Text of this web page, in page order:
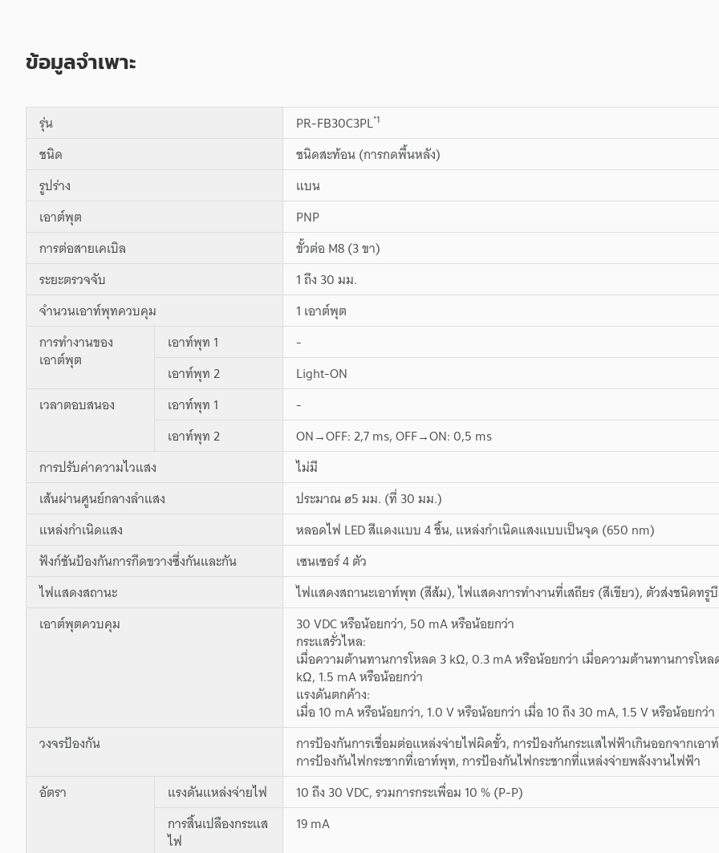
ข้อมูลจำเพาะ
รุ่น PR-FB30C3PL*1
ชนิด
ชนิดสะท้อน (การกดพื้นหลัง)
รูปร่าง
แบน
เอาต์พุต
PNP
การต่อสายเคเบิล
ขั้วต่อ M8 (3 ขา)
ระยะตรวจจับ
1 ถึง 30 มม.
จำนวนเอาท์พุทควบคุม
1 เอาต์พุต
การทำงานของ
เอาต์พุต
เอาท์พุท 1
-
เอาท์พุท 2
Light-ON
เวลาตอบสนอง
เอาท์พุท 1
-
เอาท์พุท 2
ON→OFF: 2,7 ms, OFF→ON: 0,5 ms
การปรับค่าความไวแสง
ไม่มี
เส้นผ่านศูนย์กลางลำแสง
ประมาณ ø5 มม. (ที่ 30 มม.)
แหล่งกำเนิดแสง
หลอดไฟ LED สีแดงแบบ 4 ชิ้น, แหล่งกำเนิดแสงแบบเป็นจุด (650 nm)
ฟังก์ชันป้องกันการกีดขวางซึ่งกันและกัน
เซนเซอร์ 4 ตัว
ไฟแสดงสถานะ
ไฟแสดงสถานะเอาท์พุท (สีส้ม), ไฟแสดงการทำงานที่เสถียร (สีเขียว), ตัวส่งชนิดทรู
เอาต์พุตควบคุม
30 VDC หรือน้อยกว่า, 50 mA หรือน้อยกว่า
กระแสรั่วไหล:
เมื่อความต้านทานการโหลด 3 kΩ, 0.3 mA หรือน้อยกว่า เมื่อความต้านทานการโ
kΩ, 1.5 mA หรือน้อยกว่า
แรงดันตกค้าง:
เมื่อ 10 mA หรือน้อยกว่า, 1.0 V หรือน้อยกว่า เมื่อ 10 ถึง 30 mA, 1.5 V หรือน้อยกว่
วงจรป้องกัน
การป้องกันการเชื่อมต่อแหล่งจ่ายไฟผิดขั้ว, การป้องกันกระแสไฟฟ้าเกินออกจากเอา
การป้องกันไฟกระชากที่เอาท์พุท, การป้องกันไฟกระชากที่แหล่งจ่ายพลังงานไฟฟ้า
อัตรา
แรงดันแหล่งจ่ายไฟ
10 ถึง 30 VDC, รวมการกระเพื่อม 10 % (P-P)
การสิ้นเปลืองกระแส
ไฟ
19 mA